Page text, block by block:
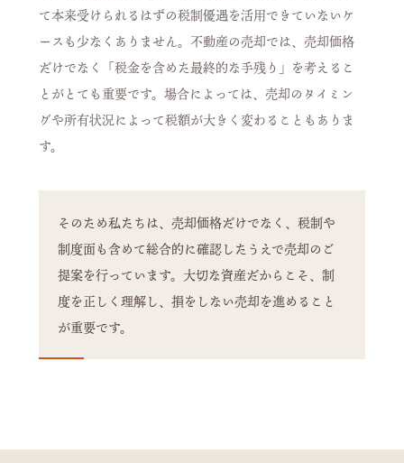
て本来受けられるはずの税制優遇を活用できていないケ
ースも少なくありません。不動産の売却では、売却価格
だけでなく「税金を含めた最終的な手残り」を考えるこ
とがとても重要です。場合によっては、売却のタイミン
グや所有状況によって税額が大きく変わることもありま
す。
そのため私たちは、売却価格だけでなく、税制や
制度面も含めて総合的に確認したうえで売却のご
提案を行っています。大切な資産だからこそ、制
度を正しく理解し、損をしない売却を進めること
が重要です。